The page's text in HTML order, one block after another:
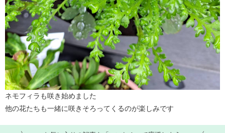
ネモフィラも咲き始めました
他の花たちも一緒に咲きそろってくるのが楽しみです